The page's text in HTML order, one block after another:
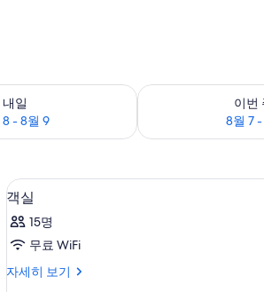
내일
8 - 8월 9
확인, 8월 8 - 8월 9
이번
8월 7
이번 주말 예약 가능
객
실
사
모
미니바, 객실 내
8
객실
15명
무료 WiFi
자세히 보기
객